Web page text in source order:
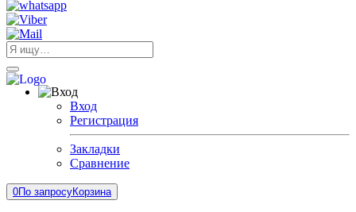
Вход
Регистрация
Закладки
Сравнение
0По запросуКорзина